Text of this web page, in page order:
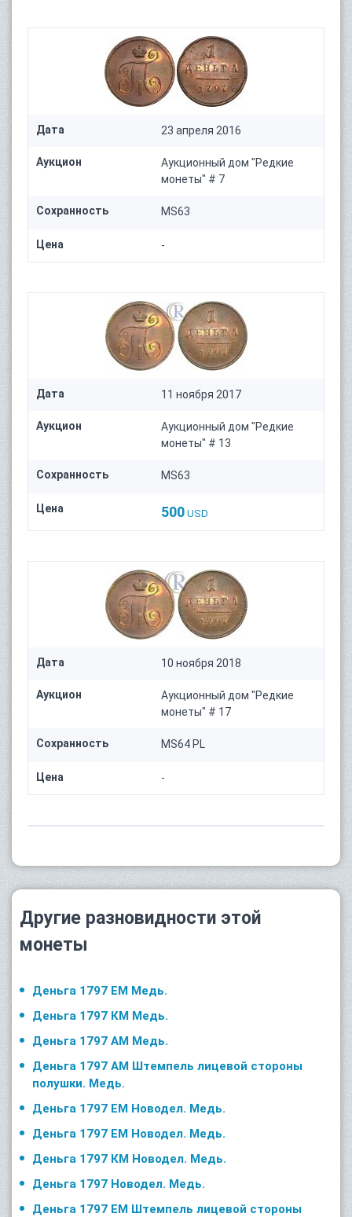
Дата 23 апреля 2016
Аукцион
Аукционный дом "Редкие
монеты" # 7
Сохранность MS63
Цена -
Дата 11 ноября 2017
Аукцион
Аукционный дом "Редкие
монеты" # 13
Сохранность MS63
Цена 500 USD
Дата 10 ноября 2018
Аукцион
Аукционный дом "Редкие
монеты" # 17
Сохранность MS64 PL
Цена -
Другие разновидности этой
монеты
Деньга 1797 ЕМ Медь.
Деньга 1797 КМ Медь.
Деньга 1797 АМ Медь.
Деньга 1797 АМ Штемпель лицевой стороны
полушки. Медь.
Деньга 1797 ЕМ Новодел. Медь.
Деньга 1797 ЕМ Новодел. Медь.
Деньга 1797 КМ Новодел. Медь.
Деньга 1797 Новодел. Медь.
Деньга 1797 ЕМ Штемпель лицевой стороны